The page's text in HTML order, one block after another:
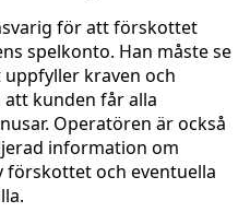
för att förskottet
spelkonto. Han måste se
kraven och
kunden får alla
Operatören är också
information om
förskottet och eventuella